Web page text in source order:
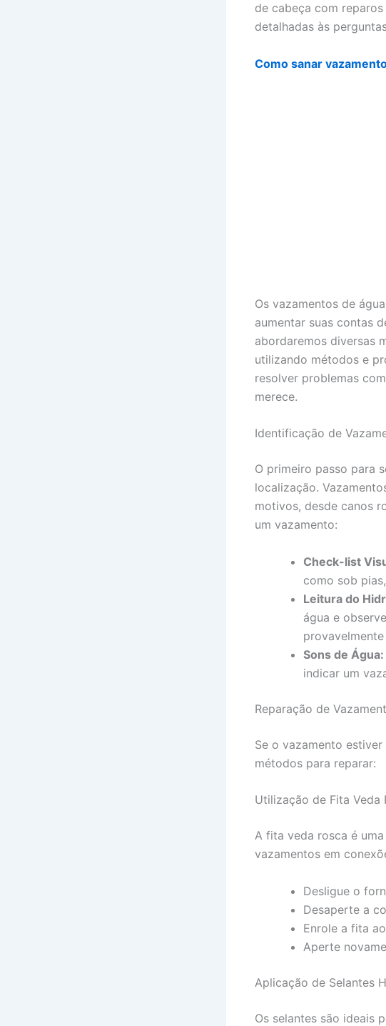
de cabeça com
detalhadas às
Como sanar
Os vazamentos de
aumentar suas contas
abordaremos diversas
utilizando métodos e
resolver problemas
merece.
Identificação de
O primeiro passo para
localização.
motivos, desde canos
um vazamento:
Check-list
como sob
Leitura do
água e
Sons de Água:
indicar um
Reparação de
Se o vazamento
métodos para reparar:
Utilização de Fita Veda
A fita veda rosca é
vazamentos em
Desligue o
Desaperte a
Enrole a fita
Aperte
Aplicação de Selantes
Os selantes são ideais